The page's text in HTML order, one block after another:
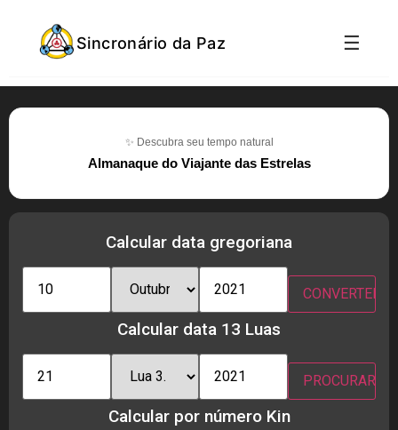
Sincronário da Paz ☰
✨ Descubra seu tempo natural
Almanaque do Viajante das Estrelas
Calcular data gregoriana
Calcular data 13 Luas
Calcular por número Kin